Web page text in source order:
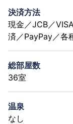
決済方法
現金／JCB／
済／PayPay／各
総部屋数
36室
温泉
なし